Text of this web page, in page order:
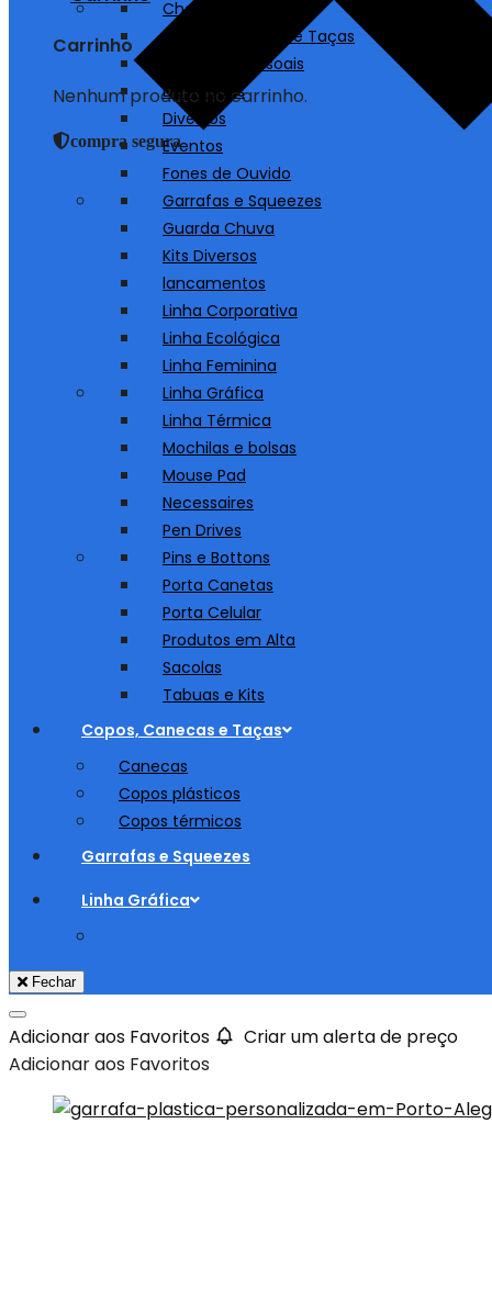
Carrinho
Nenhum produto no carrinho.
compra segura
Chaveiros
Copos, Canecas e Taças
Cuidados Pessoais
Destaques
Diversos
Eventos
Fones de Ouvido
Garrafas e Squeezes
Guarda Chuva
Kits Diversos
lancamentos
Linha Corporativa
Linha Ecológica
Linha Feminina
Linha Gráfica
Linha Térmica
Mochilas e bolsas
Mouse Pad
Necessaires
Pen Drives
Pins e Bottons
Porta Canetas
Porta Celular
Produtos em Alta
Sacolas
Tabuas e Kits
Copos, Canecas e Taças
Canecas
Copos plásticos
Copos térmicos
Garrafas e Squeezes
Linha Gráfica
Fechar
Adicionar aos Favoritos
Criar um alerta de preço
Adicionar aos Favoritos